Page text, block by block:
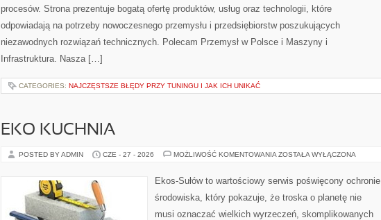
procesów. Strona prezentuje bogatą ofertę produktów, usług oraz technologii, które
odpowiadają na potrzeby nowoczesnego przemysłu i przedsiębiorstw poszukujących
niezawodnych rozwiązań technicznych. Polecam Przemysł w Polsce i Maszyny i
Infrastruktura. Nasza […]
CATEGORIES: NAJCZĘSTSZE BŁĘDY PRZY TUNINGU I JAK ICH UNIKAĆ
EKO KUCHNIA
POSTED BY ADMIN CZE - 27 - 2026 MOŻLIWOŚĆ KOMENTOWANIA EKO
ZOSTAŁA WYŁĄCZONA
Ekos-Sułów to wartościowy serwis poświęcony ochronie
środowiska, który pokazuje, że troska o planetę nie
musi oznaczać wielkich wyrzeczeń, skomplikowanych